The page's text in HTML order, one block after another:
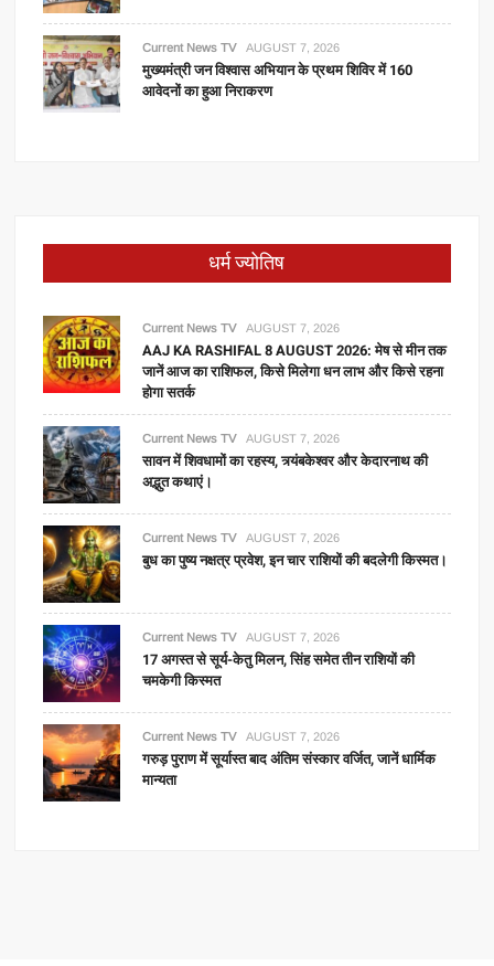
Current News TV AUGUST 7, 2026
मुख्यमंत्री जन विश्वास अभियान के प्रथम शिविर में 160
आवेदनों का हुआ निराकरण
धर्म ज्योतिष
Current News TV AUGUST 7, 2026
AAJ KA RASHIFAL 8 AUGUST 2026: मेष से मीन तक
जानें आज का राशिफल, किसे मिलेगा धन लाभ और किसे रहना
होगा सतर्क
Current News TV AUGUST 7, 2026
सावन में शिवधामों का रहस्य, त्र्यंबकेश्वर और केदारनाथ की
अद्भुत कथाएं।
Current News TV AUGUST 7, 2026
बुध का पुष्य नक्षत्र प्रवेश, इन चार राशियों की बदलेगी किस्मत।
Current News TV AUGUST 7, 2026
17 अगस्त से सूर्य-केतु मिलन, सिंह समेत तीन राशियों की
चमकेगी किस्मत
Current News TV AUGUST 7, 2026
गरुड़ पुराण में सूर्यास्त बाद अंतिम संस्कार वर्जित, जानें धार्मिक
मान्यता